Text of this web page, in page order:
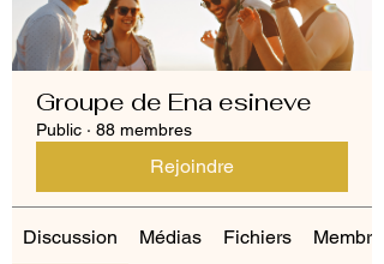
Groupe de Ena esineve
Public · 88 membres
Rejoindre
Discussion Médias Fichiers Membres